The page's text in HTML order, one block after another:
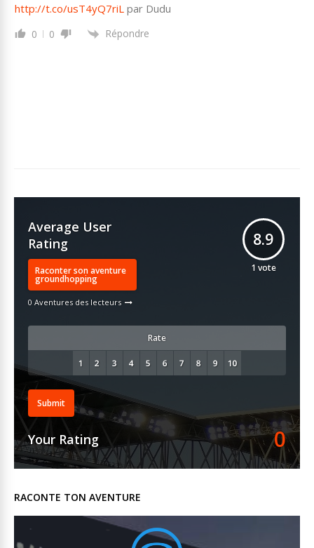
http://t.co/usT4yQ7riL par Dudu
0 0 Répondre
Average User
Rating
Raconter son aventure
groundhopping
0 Aventures des lecteurs
8.9
1 vote
Rate
Submit
Your Rating 0
RACONTE TON AVENTURE